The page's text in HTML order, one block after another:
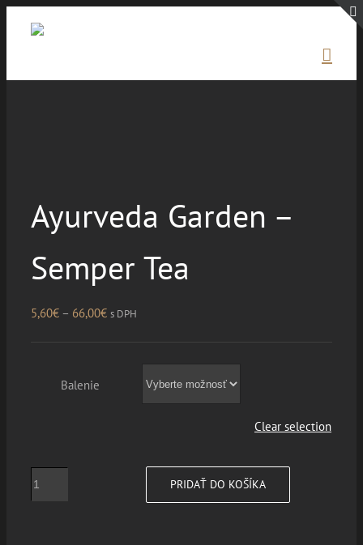
Ayurveda Garden –
Semper Tea
5,60€ – 66,00€Price
through
s DPH
Balenie
Clear selection
množstvo
Ayurveda
PRIDAŤ DO KOŠÍKA